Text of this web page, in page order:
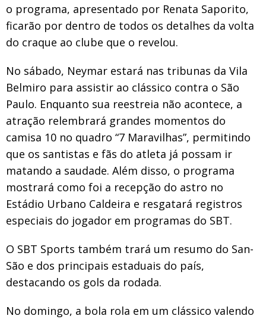
o programa, apresentado por Renata Saporito,
ficarão por dentro de todos os detalhes da volta
do craque ao clube que o revelou.
No sábado, Neymar estará nas tribunas da Vila
Belmiro para assistir ao clássico contra o São
Paulo. Enquanto sua reestreia não acontece, a
atração relembrará grandes momentos do
camisa 10 no quadro “7 Maravilhas”, permitindo
que os santistas e fãs do atleta já possam ir
matando a saudade. Além disso, o programa
mostrará como foi a recepção do astro no
Estádio Urbano Caldeira e resgatará registros
especiais do jogador em programas do SBT.
O SBT Sports também trará um resumo do San-
São e dos principais estaduais do país,
destacando os gols da rodada.
No domingo, a bola rola em um clássico valendo